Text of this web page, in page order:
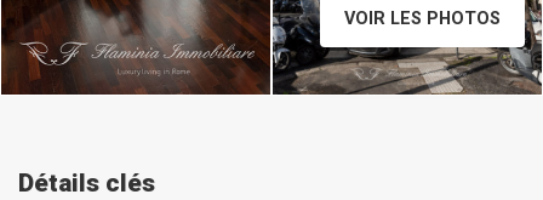
VOIR LES PHOTOS
Détails clés